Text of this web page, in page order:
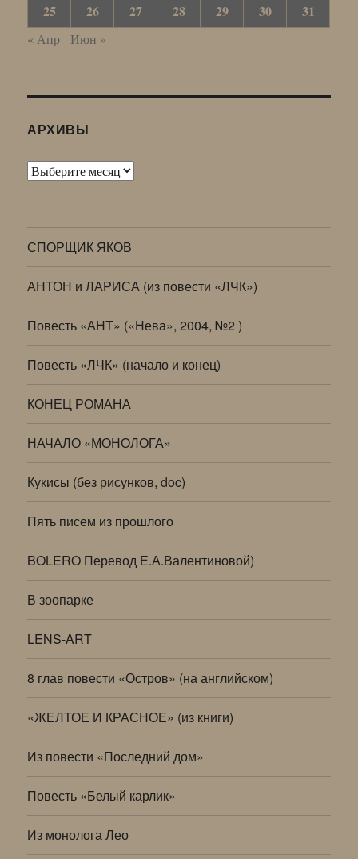
25
26 27 28 29 30 31
« Апр Июн »
АРХИВЫ
Архивы
СПОРЩИК ЯКОВ
АНТОН и ЛАРИСА (из повести «ЛЧК»)
Повесть «АНТ» («Нева», 2004, №2 )
Повесть «ЛЧК» (начало и конец)
КОНЕЦ РОМАНА
НАЧАЛО «МОНОЛОГА»
Кукисы (без рисунков, doc)
Пять писем из прошлого
BOLERO Перевод Е.А.Валентиновой)
В зоопарке
LENS-ART
8 глав повести «Остров» (на английском)
«ЖЕЛТОЕ И КРАСНОЕ» (из книги)
Из повести «Последний дом»
Повесть «Белый карлик»
Из монолога Лео